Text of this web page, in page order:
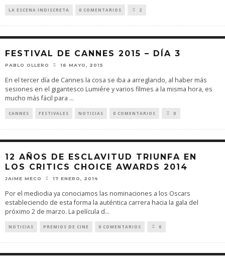
LA ESCENA INDISCRETA 0 COMENTARIOS 2
FESTIVAL DE CANNES 2015 – DÍA 3
PABLO OLLERO 16 MAYO, 2015
En el tercer día de Cannes la cosa se iba a arreglando, al haber más
sesiones en el gigantesco Lumiére y varios filmes a la misma hora, es
mucho más fácil para ...
CANNES FESTIVALES NOTICIAS 0 COMENTARIOS 0
12 AÑOS DE ESCLAVITUD TRIUNFA EN
LOS CRITICS CHOICE AWARDS 2014
JAIME MECO 17 ENERO, 2014
Por el mediodia ya conociamos las nominaciones a los Oscars
estableciendo de esta forma la auténtica carrera hacia la gala del
próximo 2 de marzo. La película d...
NOTICIAS PREMIOS DE CINE 0 COMENTARIOS 0